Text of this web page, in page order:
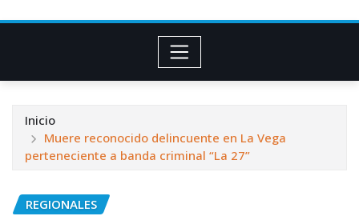
Inicio
Muere reconocido delincuente en La Vega
perteneciente a banda criminal “La 27”
REGIONALES